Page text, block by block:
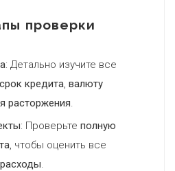
проверки
: Детально изучите все
срок кредита, валюту
расторжения.
: Проверьте полную
, чтобы оценить все
.